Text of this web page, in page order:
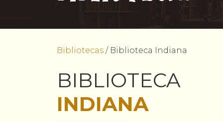
Bibliotecas / Biblioteca Indiana
BIBLIOTECA
INDIANA